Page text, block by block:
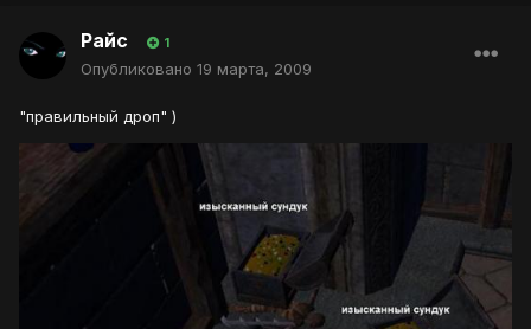
Райс 1
Опубликовано 19 марта, 2009
"правильный дроп" )